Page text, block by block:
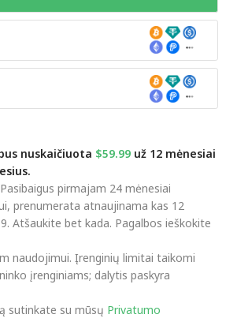
nuskaičiuota $59.99 už 12 mėnesiai
pirmajam 24 mėnesiai
prenumerata atnaujinama kas 12
Atšaukite bet kada. Pagalbos ieškokite
naudojimui. Įrenginių limitai taikomi
įrenginiams; dalytis paskyra
sutinkate su mūsų Privatumo